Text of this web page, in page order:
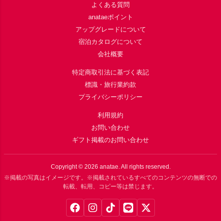
よくある質問
anataeポイント
アップグレードについて
宿泊カタログについて
会社概要
特定商取引法に基づく表記
標識・旅行業約款
プライバシーポリシー
利用規約
お問い合わせ
ギフト掲載のお問い合わせ
Copyright © 2026 anatae. All rights reserved.
※掲載の写真はイメージです。※掲載されているすべてのコンテンツの無断での
転載、転用、コピー等は禁じます。
Facebook
Instagram
TikTokLINEX